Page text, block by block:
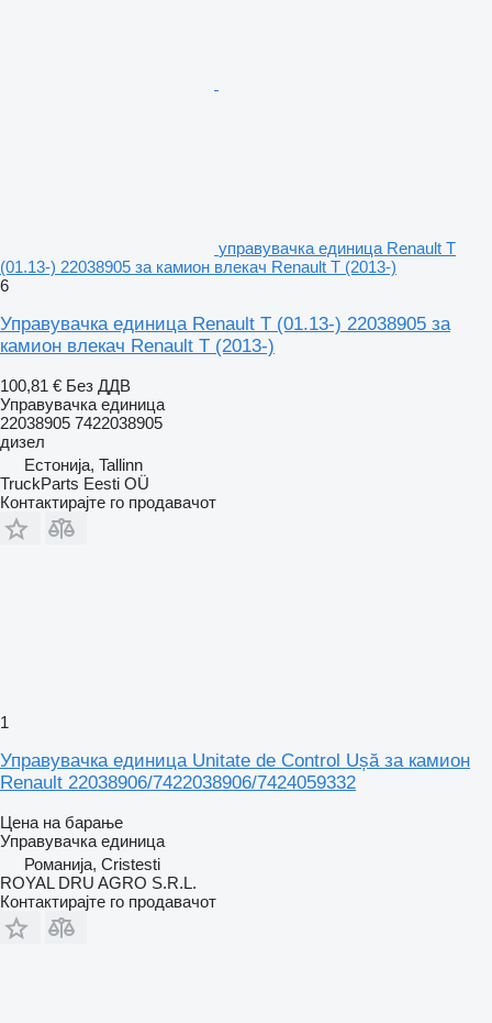
управувачка единица Renault T
(01.13-) 22038905 за камион влекач Renault T (2013-)
6
Управувачка единица Renault T (01.13-) 22038905 за
камион влекач Renault T (2013-)
100,81 € Без ДДВ
Управувачка единица
22038905 7422038905
дизел
Естонија, Tallinn
TruckParts Eesti OÜ
Контактирајте го продавачот
1
Управувачка единица Unitate de Control Ușă за камион
Renault 22038906/7422038906/7424059332
Цена на барање
Управувачка единица
Романија, Cristesti
ROYAL DRU AGRO S.R.L.
Контактирајте го продавачот